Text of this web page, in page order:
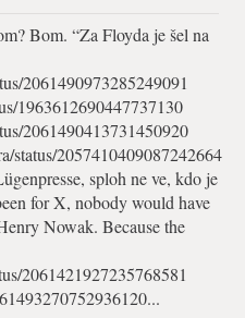
Bom. “Za Floyda je šel na
2061490973285249091
1963612690447737130
2061490413731450920
status/2057410409087242664
sploh ne ve, kdo je
for X, nobody would have
Nowak. Because the
2061421927235768581